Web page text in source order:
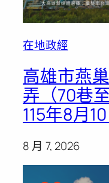
在地政經
高雄市燕
弄（70巷
115年8月
8 月 7, 2026